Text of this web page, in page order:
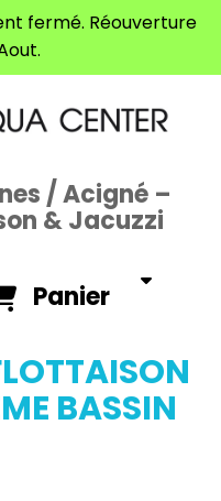
fermé. Réouverture
/ Acigné –
& Jacuzzi
Panier
BASSIN